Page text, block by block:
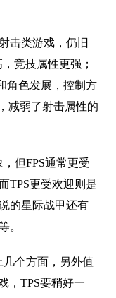
击类游戏，仍旧
竞技属性更强；
角色发展，控制方
减弱了射击属性的
，但FPS通常更受
TPS更受欢迎则是
的星际战甲还有
。
几个方面，另外值
，TPS要稍好一